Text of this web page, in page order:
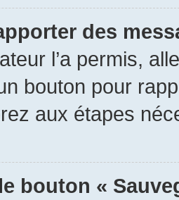
des
l’a permis,
bouton pour
aux étapes
bouton «